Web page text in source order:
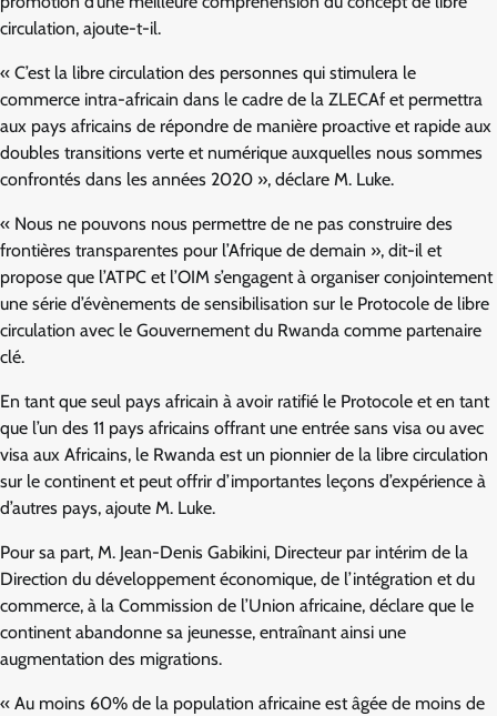
circulation, ajoute-t-il.
« C’est la libre circulation des personnes qui stimulera le
commerce intra-africain dans le cadre de la ZLECAf et permettra
aux pays africains de répondre de manière proactive et rapide aux
doubles transitions verte et numérique auxquelles nous sommes
confrontés dans les années 2020 », déclare M. Luke.
« Nous ne pouvons nous permettre de ne pas construire des
frontières transparentes pour l’Afrique de demain », dit-il et
propose que l’ATPC et l’OIM s’engagent à organiser conjointement
une série d’évènements de sensibilisation sur le Protocole de libre
circulation avec le Gouvernement du Rwanda comme partenaire
clé.
En tant que seul pays africain à avoir ratifié le Protocole et en tant
que l’un des 11 pays africains offrant une entrée sans visa ou avec
visa aux Africains, le Rwanda est un pionnier de la libre circulation
sur le continent et peut offrir d’importantes leçons d’expérience à
d’autres pays, ajoute M. Luke.
Pour sa part, M. Jean-Denis Gabikini, Directeur par intérim de la
Direction du développement économique, de l’intégration et du
commerce, à la Commission de l’Union africaine, déclare que le
continent abandonne sa jeunesse, entraînant ainsi une
augmentation des migrations.
« Au moins 60% de la population africaine est âgée de moins de